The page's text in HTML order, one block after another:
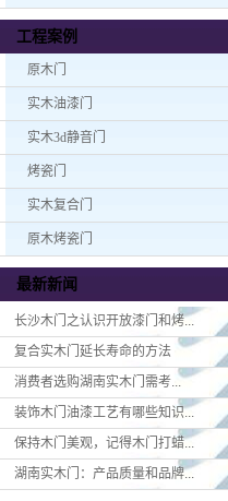
工程案例
原木门
实木油漆门
实木3d静音门
烤瓷门
实木复合门
原木烤瓷门
最新新闻
长沙木门之认识开放漆门和烤...
复合实木门延长寿命的方法
消费者选购湖南实木门​需考...
装饰木门油漆工艺有哪些知识...
保持木门美观，记得木门打蜡...
湖南实木门：产品质量和品牌...